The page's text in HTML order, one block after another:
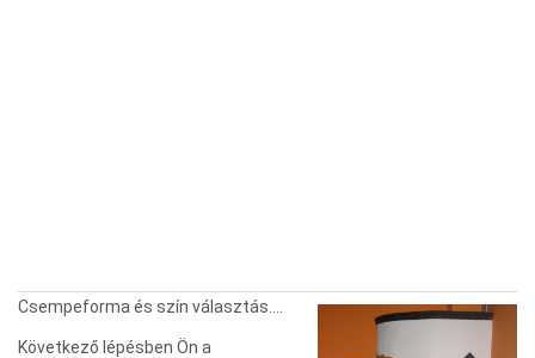
Csempeforma és szín választás….
Következő lépésben Ön a